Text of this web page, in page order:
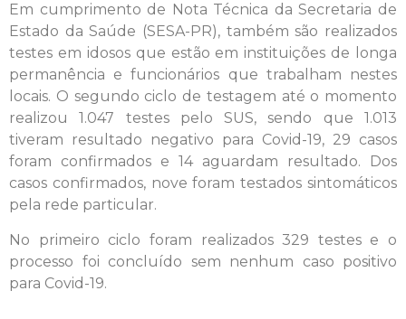
Em cumprimento de Nota Técnica da Secretaria de
Estado da Saúde (SESA-PR), também são realizados
testes em idosos que estão em instituições de longa
permanência e funcionários que trabalham nestes
locais. O segundo ciclo de testagem até o momento
realizou 1.047 testes pelo SUS, sendo que 1.013
tiveram resultado negativo para Covid-19, 29 casos
foram confirmados e 14 aguardam resultado. Dos
casos confirmados, nove foram testados sintomáticos
pela rede particular.
No primeiro ciclo foram realizados 329 testes e o
processo foi concluído sem nenhum caso positivo
para Covid-19.